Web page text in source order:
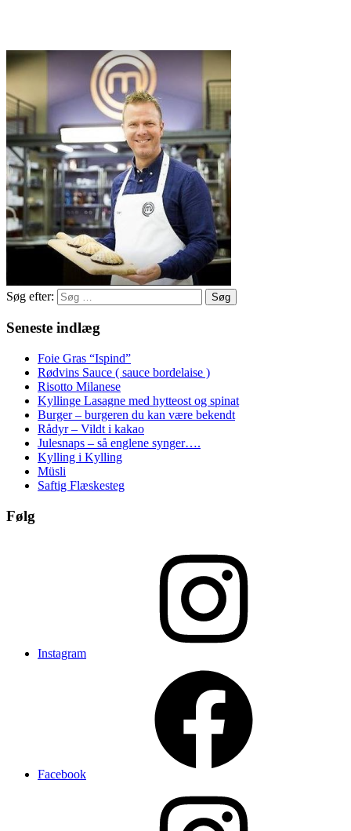
Søg efter:
Seneste indlæg
Foie Gras “Ispind”
Rødvins Sauce ( sauce bordelaise )
Risotto Milanese
Kyllinge Lasagne med hytteost og spinat
Burger – burgeren du kan være bekendt
Rådyr – Vildt i kakao
Julesnaps – så englene synger….
Kylling i Kylling
Müsli
Saftig Flæskesteg
Følg
Instagram
Facebook